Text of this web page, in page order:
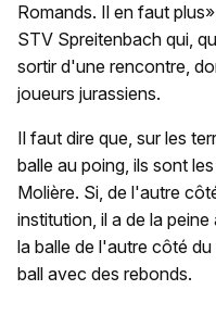
Romands. Il en faut
STV Spreitenbach qui,
sortir d'une rencontre,
joueurs jurassiens.
Il faut dire que, sur les
balle au poing, ils sont
Molière. Si, de l'autre
institution, il a de la
la balle de l'autre côté
ball avec des rebonds.